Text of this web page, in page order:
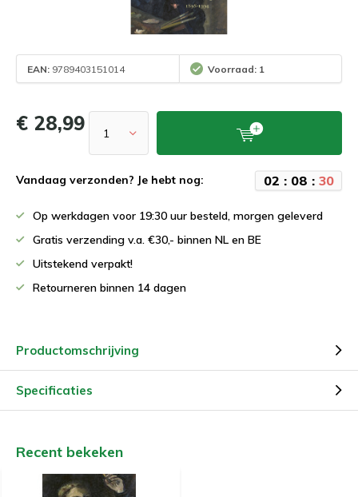
EAN: 9789403151014 Voorraad: 1
€ 28,99
Vandaag verzonden? Je hebt nog: 02 : 08 : 30
Op werkdagen voor 19:30 uur besteld, morgen geleverd
Gratis verzending v.a. €30,- binnen NL en BE
Uitstekend verpakt!
Retourneren binnen 14 dagen
Productomschrijving
Specificaties
Recent bekeken